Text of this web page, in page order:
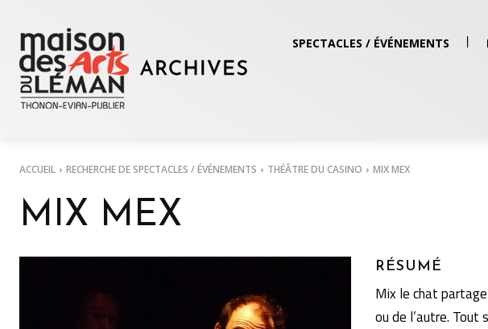
SPECTACLES / ÉVÉNEMENTS
ACCUEIL RECHERCHE DE SPECTACLES / ÉVÉNEMENTS THÉÂTRE DU CASINO MIX MEX
MIX MEX
RÉSUMÉ
Mix le chat
ou de l’autre. Tout